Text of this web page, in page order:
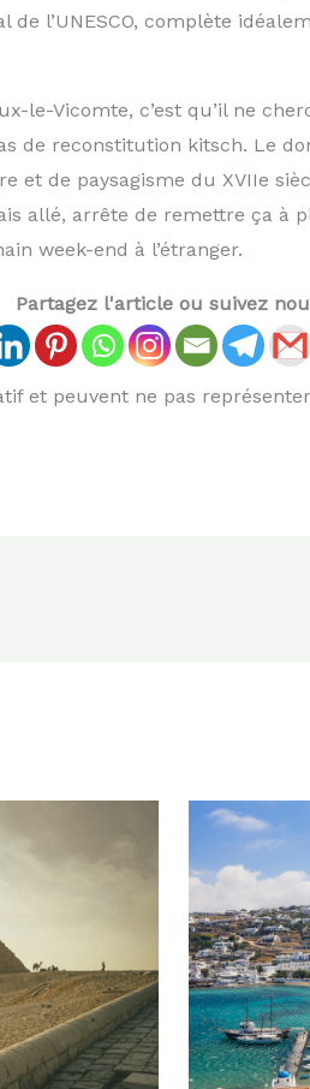
de l’UNESCO, complète
le-Vicomte, c’est qu’il ne
de reconstitution kitsch. Le
et de paysagisme du XVIIe
allé, arrête de remettre ça à
week-end à l’étranger.
Partagez l'article ou suivez
et peuvent ne pas